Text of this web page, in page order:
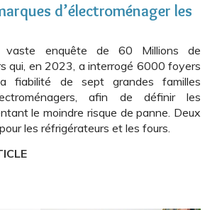
d’électroménager les
vaste enquête de 60 Millions de
qui, en 2023, a interrogé 6000 foyers
fiabilité de sept grandes familles
afin de définir les
le moindre risque de panne. Deux
les réfrigérateurs et les fours.